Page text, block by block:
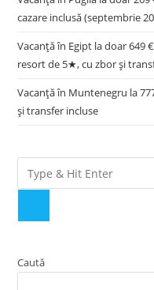
cazare inclusă (septembrie
Vacanță în Egipt la doar 649
resort de 5★, cu zbor și
Vacanță în Muntenegru la
și transfer incluse
Caută